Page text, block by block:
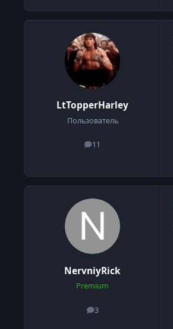
LtTopperHarley
Пользователь
11
сообщения
NervniyRick
Premium
3
сообщения